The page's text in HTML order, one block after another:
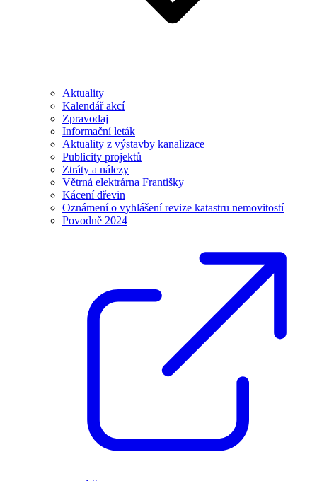
Aktuality
Kalendář akcí
Zpravodaj
Informační leták
Aktuality z výstavby kanalizace
Publicity projektů
Ztráty a nálezy
Větrná elektrárna Františky
Kácení dřevin
Oznámení o vyhlášení revize katastru nemovitostí
Povodně 2024